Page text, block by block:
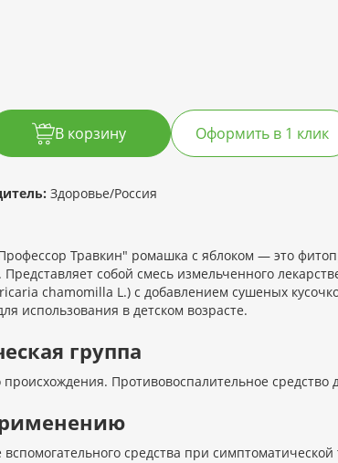
В корзину Оформить в 1 клик
Здоровье/Россия
Травкин" ромашка с яблоком — это
собой смесь измельченного
chamomilla L.) с добавлением сушеных
использования в детском возрасте.
группа
происхождения. Противовоспалительное
средства при